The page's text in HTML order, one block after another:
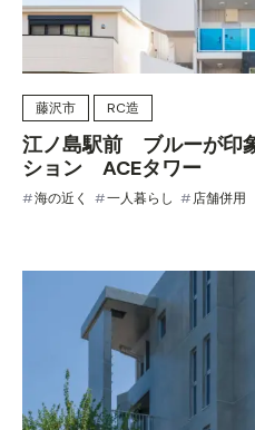
藤沢市 RC造
江ノ島駅前 ブルーが印
ション ACEタワー
海の近く 一人暮らし 店舗併用